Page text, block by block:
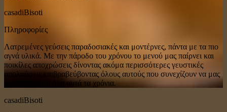
casadiBisoti
Πληροφορίες
Λατρεμένες γεύσεις παραδοσιακές και μοντέρνες, πάντα με τα πιο
αγνά υλικά. Με την πάροδο του χρόνου το μενού μας παίρνει και
ποικίλες αποχρώσεις δίνοντας ακόμα περισσότερες γευστικές
απολαύσεις επιβραβεύβοντας όλους αυτούς που συνεχίζουν να μας
εμπιστεύονται όλα αυτά τα χρόνια.
casadiBisoti